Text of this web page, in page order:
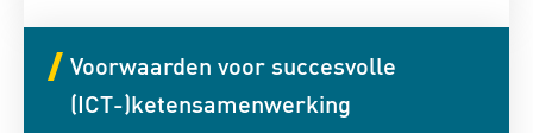
slechts een greep uit de gevolgen van de
CrowdStrike-storing van medio juli. Een korte
storing, gelukkig, maar de financiële gevolgen
waren enorm.
Voorwaarden voor succesvolle
(ICT-)ketensamenwerking